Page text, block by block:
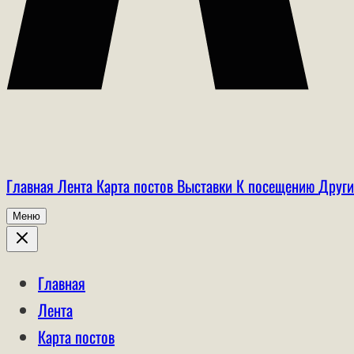
Главная Лента Карта постов Выставки К посещению
Меню
Главная
Лента
Карта постов